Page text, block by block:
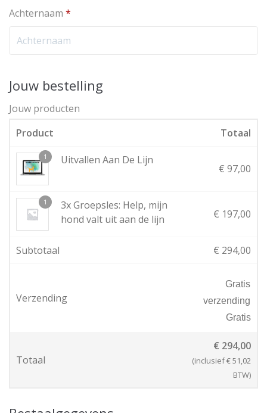
Achternaam *
Jouw bestelling
Jouw producten
Product
Totaal
1 Uitvallen Aan De Lijn
€ 97,00
1
3x Groepsles: Help, mijn
hond valt uit aan de lijn
€ 197,00
Subtotaal € 294,00
Verzending
Gratis
verzending
Gratis
Totaal
€ 294,00
(inclusief€51,02
BTW)